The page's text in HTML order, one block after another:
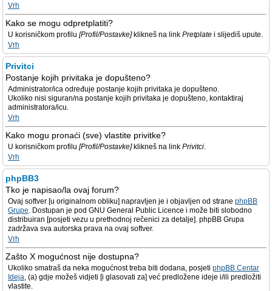
Vrh
Kako se mogu odpretplatiti?
U korisničkom profilu [Profil/Postavke]klikneš na link Pretplate i slijediš upute.
Vrh
Privitci
Postanje kojih privitaka je dopušteno?
Administrator/ica određuje postanje kojih privitaka je dopušteno.
Ukoliko nisi siguran/na postanje kojih privitaka je dopušteno, kontaktiraj
administratora/icu.
Vrh
Kako mogu pronaći (sve) vlastite privitke?
U korisničkom profilu [Profil/Postavke]klikneš na link Privitci.
Vrh
phpBB3
Tko je napisao/la ovaj forum?
Ovaj softver [u originalnom obliku] napravljen je i objavljen od strane phpBB
Grupe. Dostupan je pod GNU General Public Licence i može biti slobodno
distribuiran [posjeti vezu u prethodnoj rečenici za detalje]. phpBB Grupa
zadržava sva autorska prava na ovaj softver.
Vrh
Zašto X mogućnost nije dostupna?
Ukoliko smatraš da neka mogućnost treba biti dodana, posjeti phpBB Centar
Ideja, (a) gdje možeš vidjeti [i glasovati za] već predložene ideje i/ili predložiti
vlastite.